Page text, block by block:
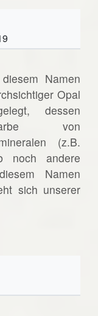
Namen
Opal
dessen
von
(z.B.
noch andere
Namen
sich unserer